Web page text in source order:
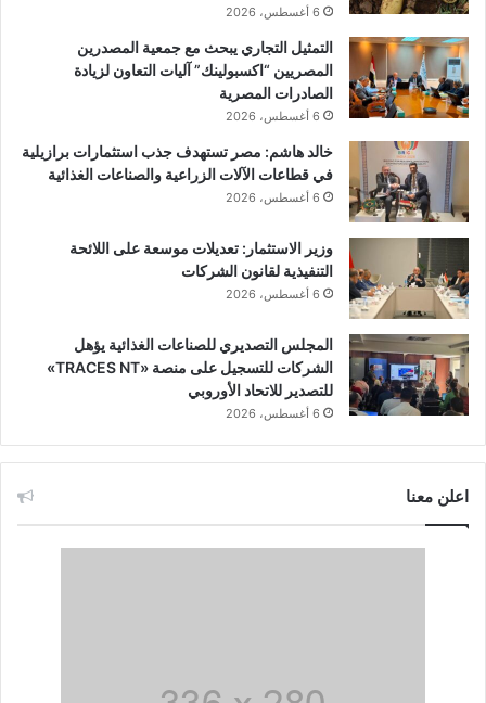
6 أغسطس، 2026
التمثيل التجاري يبحث مع جمعية المصدرين
المصريين “اكسبولينك” آليات التعاون لزيادة
الصادرات المصرية
6 أغسطس، 2026
خالد هاشم: مصر تستهدف جذب استثمارات برازيلية
في قطاعات الآلات الزراعية والصناعات الغذائية
6 أغسطس، 2026
وزير الاستثمار: تعديلات موسعة على اللائحة
التنفيذية لقانون الشركات
6 أغسطس، 2026
المجلس التصديري للصناعات الغذائية يؤهل
الشركات للتسجيل على منصة «TRACES NT»
للتصدير للاتحاد الأوروبي
6 أغسطس، 2026
اعلن معنا